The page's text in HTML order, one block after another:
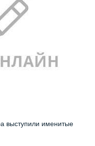
выступили именитые